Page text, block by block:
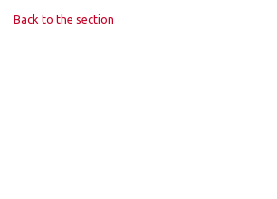
Back to the section